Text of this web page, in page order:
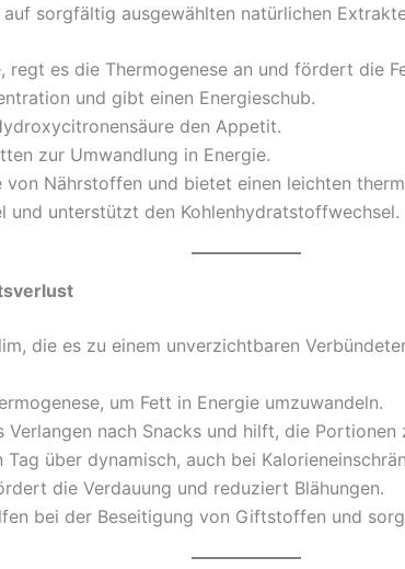
sorgfältig ausgewählten natürlichen
regt es die Thermogenese an und fördert die
und gibt einen Energieschub.
den Appetit.
zur Umwandlung in Energie.
von Nährstoffen und bietet einen leichten
und unterstützt den Kohlenhydratstoffwechsel.
die es zu einem unverzichtbaren
um Fett in Energie umzuwandeln.
Verlangen nach Snacks und hilft, die Portionen
Tag über dynamisch, auch bei
die Verdauung und reduziert Blähungen.
bei der Beseitigung von Giftstoffen und